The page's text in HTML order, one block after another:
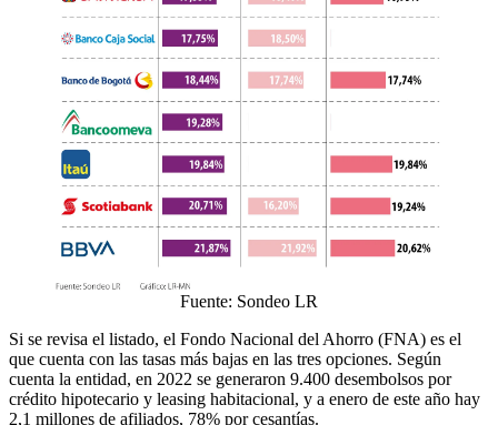
Fuente: Sondeo LR
Si se revisa el listado, el Fondo Nacional del Ahorro (FNA) es el
que cuenta con las tasas más bajas en las tres opciones. Según
cuenta la entidad, en 2022 se generaron 9.400 desembolsos por
crédito hipotecario y leasing habitacional, y a enero de este año hay
2,1 millones de afiliados, 78% por cesantías.